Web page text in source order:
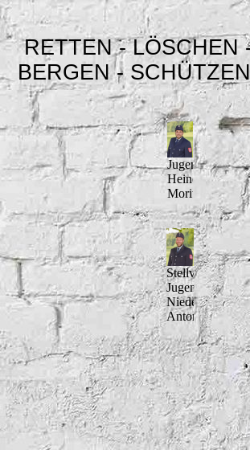
RETTEN - LÖSCHEN
BERGEN - SCHÜTZEN
Jugendwart
Heine
Moritz
Stellv.
Jugendwart
Niedermaier
Anton